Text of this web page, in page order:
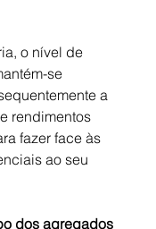
o nível de
se
a
rendimentos
fazer face às
ao seu
dos agregados